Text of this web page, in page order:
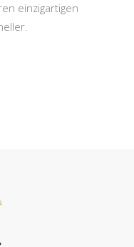
einzigartigen